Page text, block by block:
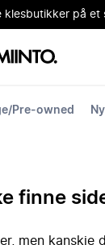
klesbutikker på et
Pre-owned
finne
men kanskje